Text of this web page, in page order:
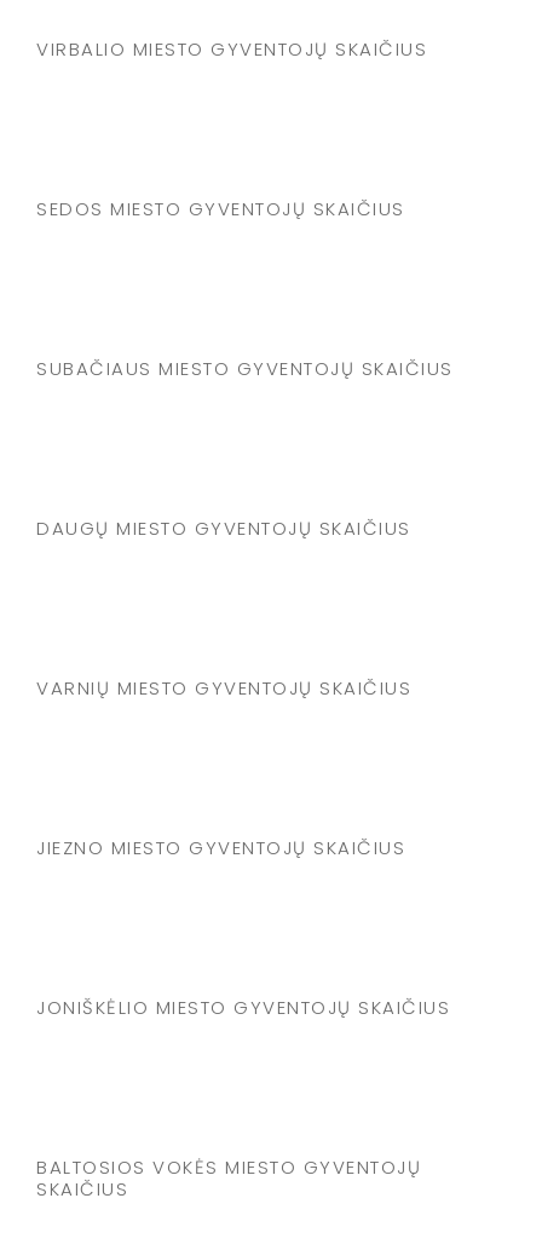
VIRBALIO MIESTO GYVENTOJŲ SKAIČIUS
SEDOS MIESTO GYVENTOJŲ SKAIČIUS
SUBAČIAUS MIESTO GYVENTOJŲ SKAIČIUS
DAUGŲ MIESTO GYVENTOJŲ SKAIČIUS
VARNIŲ MIESTO GYVENTOJŲ SKAIČIUS
JIEZNO MIESTO GYVENTOJŲ SKAIČIUS
JONIŠKĖLIO MIESTO GYVENTOJŲ SKAIČIUS
BALTOSIOS VOKĖS MIESTO GYVENTOJŲ
SKAIČIUS